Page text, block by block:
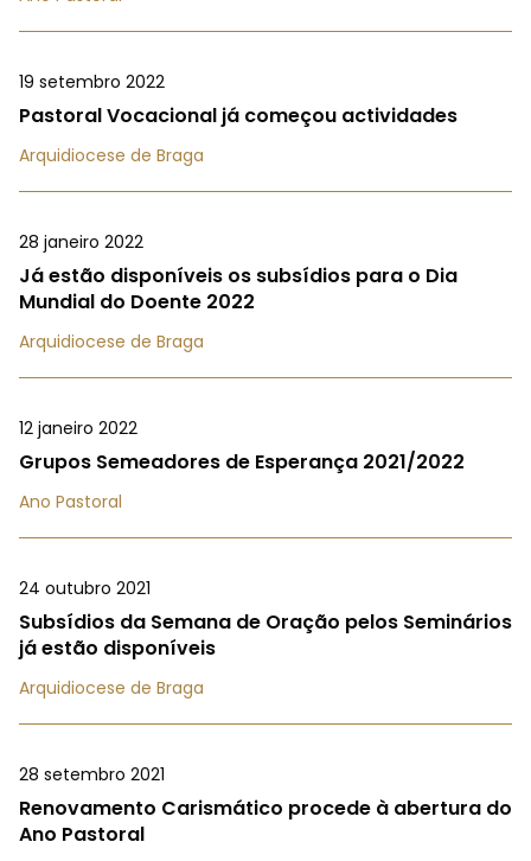
19 setembro 2022
Pastoral Vocacional já começou actividades
Arquidiocese de Braga
28 janeiro 2022
Já estão disponíveis os subsídios para o Dia
Mundial do Doente 2022
Arquidiocese de Braga
12 janeiro 2022
Grupos Semeadores de Esperança 2021/2022
Ano Pastoral
24 outubro 2021
Subsídios da Semana de Oração pelos Seminários
já estão disponíveis
Arquidiocese de Braga
28 setembro 2021
Renovamento Carismático procede à abertura do
Ano Pastoral